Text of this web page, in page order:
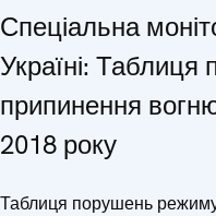
Спеціальна
Україні:
припинення
2018 року
Таблиця порушень